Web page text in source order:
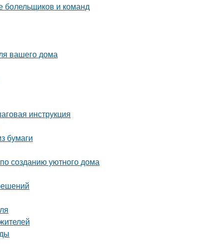
болельщиков и команд
вашего дома
инструкция
бумаги
созданию уютного дома